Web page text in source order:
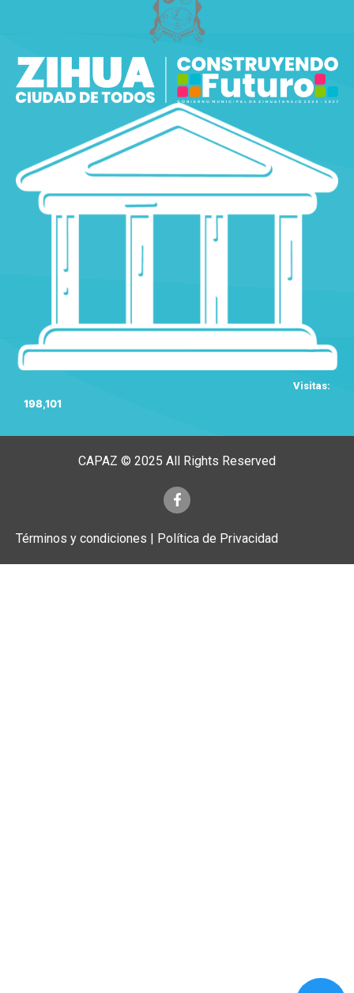
Visitas:
198,101
CAPAZ © 2025 All Rights Reserved
Términos y condiciones | Política de Privacidad